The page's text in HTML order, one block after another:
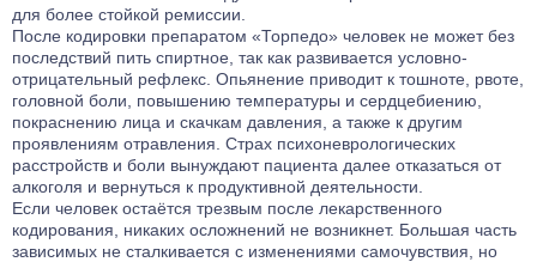
для более стойкой ремиссии.
После кодировки препаратом «Торпедо» человек не может без
последствий пить спиртное, так как развивается условно-
отрицательный рефлекс. Опьянение приводит к тошноте, рвоте,
головной боли, повышению температуры и сердцебиению,
покраснению лица и скачкам давления, а также к другим
проявлениям отравления. Страх психоневрологических
расстройств и боли вынуждают пациента далее отказаться от
алкоголя и вернуться к продуктивной деятельности.
Если человек остаётся трезвым после лекарственного
кодирования, никаких осложнений не возникнет. Большая часть
зависимых не сталкивается с изменениями самочувствия, но